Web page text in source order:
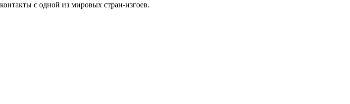
с одной из мировых стран-изгоев.